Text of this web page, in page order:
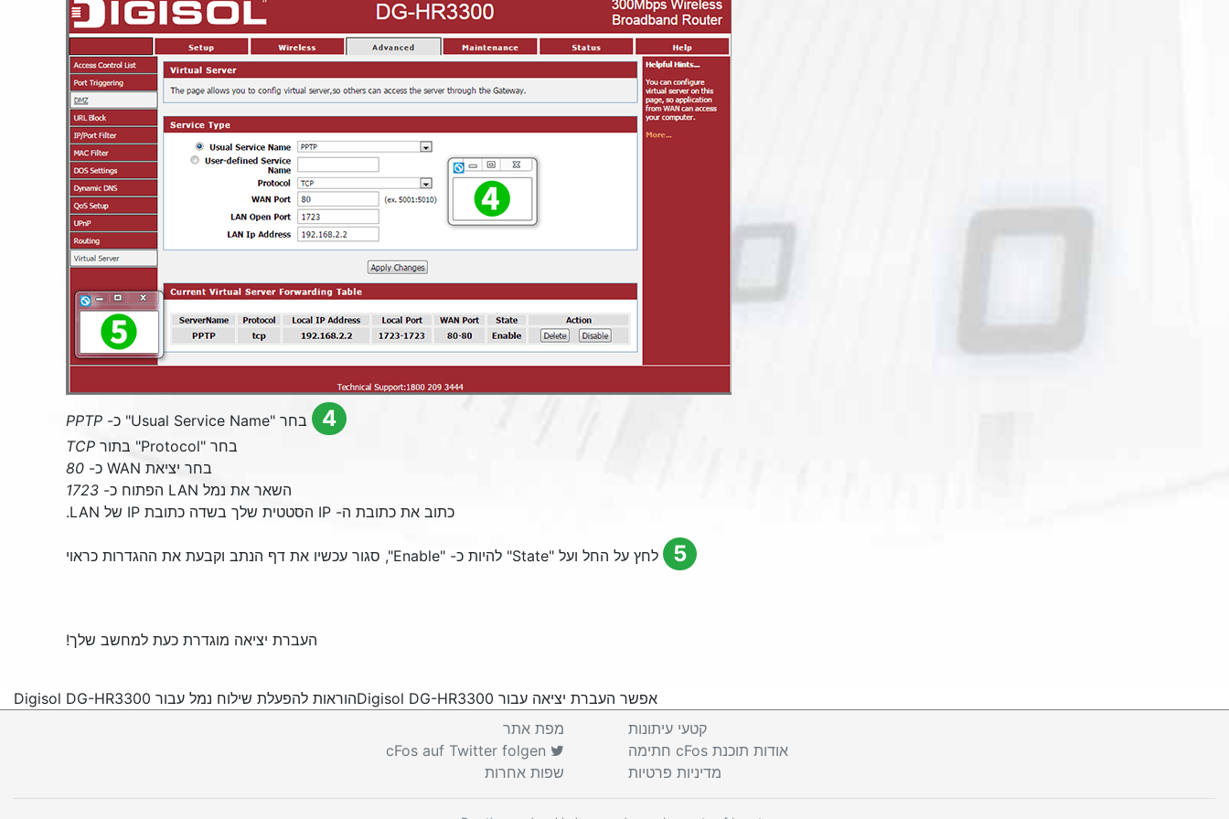
4 בחר "Usual Service Name" כ- PPTP
בחר "Protocol" בתור TCP
בחר יציאת WAN כ-
80
השאר את נמל LAN הפתוח כ-
1723
כתוב את כתובת ה- IP הסטטית שלך בשדה כתובת IP של LAN.
5 לחץ על החל ועל "State" להיות כ- "Enable", סגור עכשיו את דף הנתב וקבעת את ההגדרות כראוי
העברת יציאה מוגדרת כעת למחשב שלך!
אפשר העברת יציאה עבור Digisol DG-HR3300
הוראות להפעלת שילוח נמל עבור Digisol DG-HR3300
קטעי עיתונות
אודות תוכנת cFos
חתימה
מדיניות פרטיות
מפת אתר
שפות אחרות